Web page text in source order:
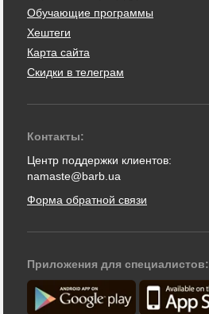
Обучающие программы
Хештеги
Карта сайта
Скидки в телеграм
Контакты:
Центр поддержки клиентов:
namaste@barb.ua
Форма обратной связи
Приложения для специалистов: